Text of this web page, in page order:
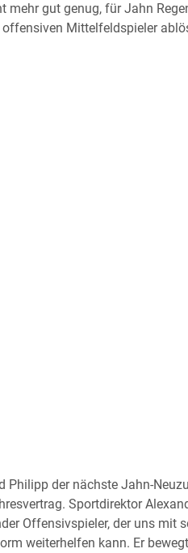
mehr gut genug, für Jahn
Mittelfeldspieler
Philipp der nächste Jahn-
Sportdirektor
Offensivspieler, der uns mit
weiterhelfen kann. Er